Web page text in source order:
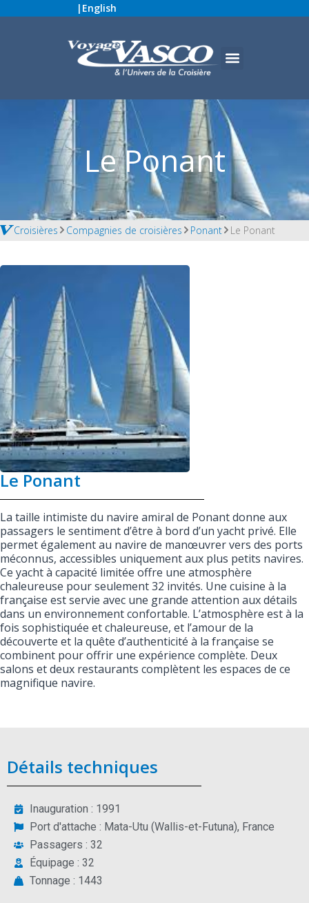
| English
Le Ponant
Croisières Compagnies de croisières Ponant Le Ponant
Le Ponant
La taille intimiste du navire amiral de Ponant donne aux
passagers le sentiment d’être à bord d’un yacht privé. Elle
permet également au navire de manœuvrer vers des ports
méconnus, accessibles uniquement aux plus petits navires.
Ce yacht à capacité limitée offre une atmosphère
chaleureuse pour seulement 32 invités. Une cuisine à la
française est servie avec une grande attention aux détails
dans un environnement confortable. L’atmosphère est à la
fois sophistiquée et chaleureuse, et l’amour de la
découverte et la quête d’authenticité à la française se
combinent pour offrir une expérience complète. Deux
salons et deux restaurants complètent les espaces de ce
magnifique navire.
Détails techniques
Inauguration : 1991
Port d'attache : Mata-Utu (Wallis-et-Futuna), France
Passagers : 32
Équipage : 32
Tonnage : 1443